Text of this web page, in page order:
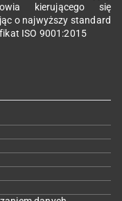
kierującego się
o najwyższy standard
ISO 9001:2015